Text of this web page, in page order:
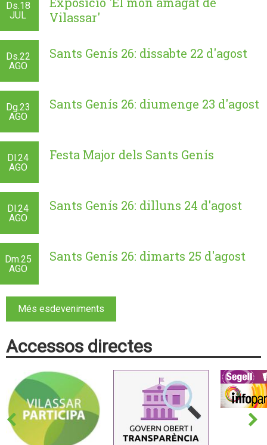
Ds.18
JUL
Vilassar'
Ds.22
AGO
Sants Genís 26: dissabte 22 d'agost
Dg.23
AGO
Sants Genís 26: diumenge 23 d'agost
Dl.24
AGO
Festa Major dels Sants Genís
Dl.24
AGO
Sants Genís 26: dilluns 24 d'agost
Dm.25
AGO
Sants Genís 26: dimarts 25 d'agost
Més esdeveniments
Accessos directes